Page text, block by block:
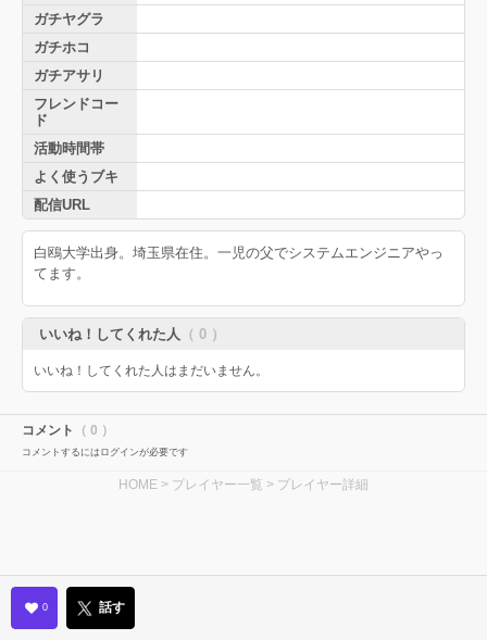
ガチヤグラ
ガチホコ
ガチアサリ
フレンドコー
ド
活動時間帯
よく使うブキ
配信URL
白鴎大学出身。埼玉県在住。一児の父でシステムエンジニアやっ
てます。
いいね！してくれた人 （ 0 ）
いいね！してくれた人はまだいません。
コメント （ 0 ）
コメントするにはログインが必要です
HOME > プレイヤー一覧 > プレイヤー詳細
0 話す